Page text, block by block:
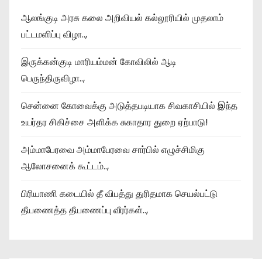
ஆலங்குடி அரசு கலை அறிவியல் கல்லூரியில் முதலாம்
பட்டமளிப்பு விழா..,
இருக்கன்குடி மாரியம்மன் கோவிலில் ஆடி
பெருந்திருவிழா..,
சென்னை கோவைக்கு அடுத்தபடியாக சிவகாசியில் இந்த
உயர்தர சிகிச்சை அளிக்க சுகாதார துறை ஏற்பாடு!
அம்மாபேரவை அம்மாபேரவை சார்பில் எழுச்சிமிகு
ஆலோசனைக் கூட்டம்..,
பிரியாணி கடையில் தீ விபத்து துரிதமாக செயல்பட்டு
தீயணைத்த தீயணைப்பு வீரர்கள்..,